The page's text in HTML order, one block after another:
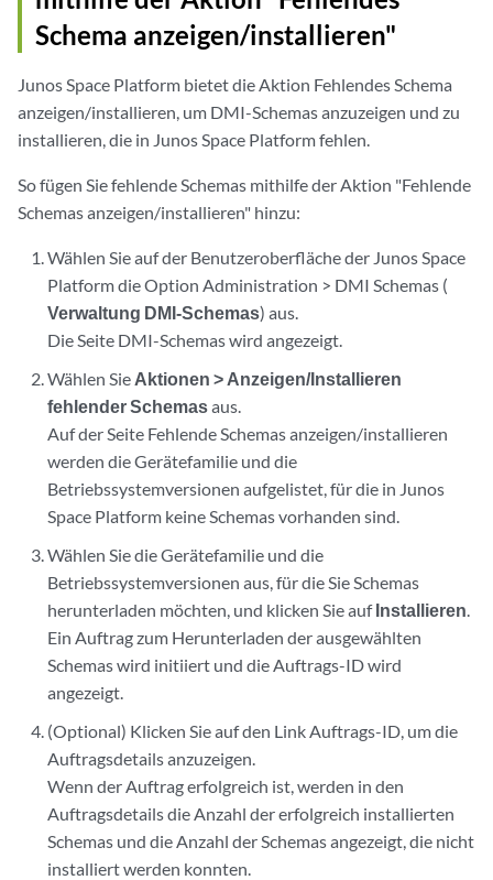
Schema anzeigen/installieren"
Junos Space Platform bietet die Aktion Fehlendes Schema
anzeigen/installieren, um DMI-Schemas anzuzeigen und zu
installieren, die in Junos Space Platform fehlen.
So fügen Sie fehlende Schemas mithilfe der Aktion "Fehlende
Schemas anzeigen/installieren" hinzu:
Wählen Sie auf der Benutzeroberfläche der Junos Space
Platform die Option Administration > DMI Schemas (
Verwaltung DMI-Schemas) aus.
Die Seite DMI-Schemas wird angezeigt.
Wählen Sie Aktionen > Anzeigen/Installieren
fehlender Schemasaus.
Auf der Seite Fehlende Schemas anzeigen/installieren
werden die Gerätefamilie und die
Betriebssystemversionen aufgelistet, für die in Junos
Space Platform keine Schemas vorhanden sind.
Wählen Sie die Gerätefamilie und die
Betriebssystemversionen aus, für die Sie Schemas
herunterladen möchten, und klicken Sie aufInstallieren.
Ein Auftrag zum Herunterladen der ausgewählten
Schemas wird initiiert und die Auftrags-ID wird
angezeigt.
(Optional) Klicken Sie auf den Link Auftrags-ID, um die
Auftragsdetails anzuzeigen.
Wenn der Auftrag erfolgreich ist, werden in den
Auftragsdetails die Anzahl der erfolgreich installierten
Schemas und die Anzahl der Schemas angezeigt, die nicht
installiert werden konnten.